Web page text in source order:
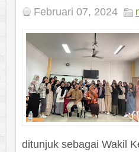
Februari 07, 2024
ditunjuk sebagai Wakil